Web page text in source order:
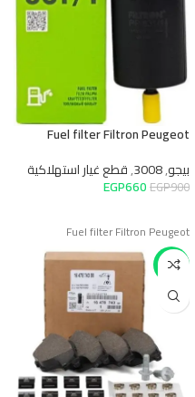
Fuel filter Filtron Peugeot
بيجو,
3008
,قطع غيار استهلاكية
EGP900
EGP660
Fuel filter Filtron Peugeot
-14%